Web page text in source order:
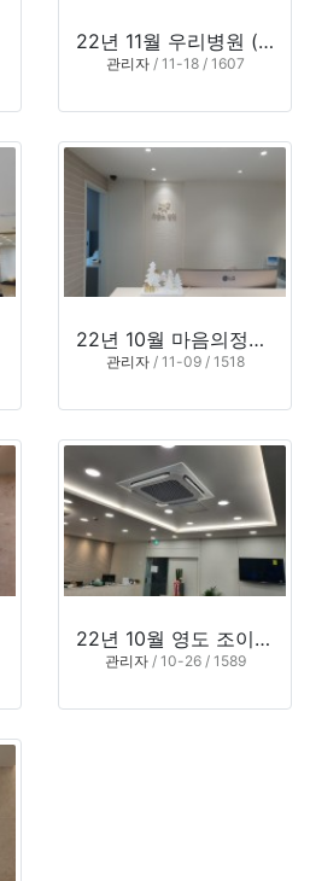
22년 11월 우리병원 (부산 사상구 괘법동)
관리자/ 11-18 / 1607
22년 10월 마음의정원 심리연구소 (부산 수영구 광안동)
관리자/ 11-09 / 1518
22년 10월 영도 조이안과의원 (부산 영도구 대교동2가)
관리자/ 10-26 / 1589